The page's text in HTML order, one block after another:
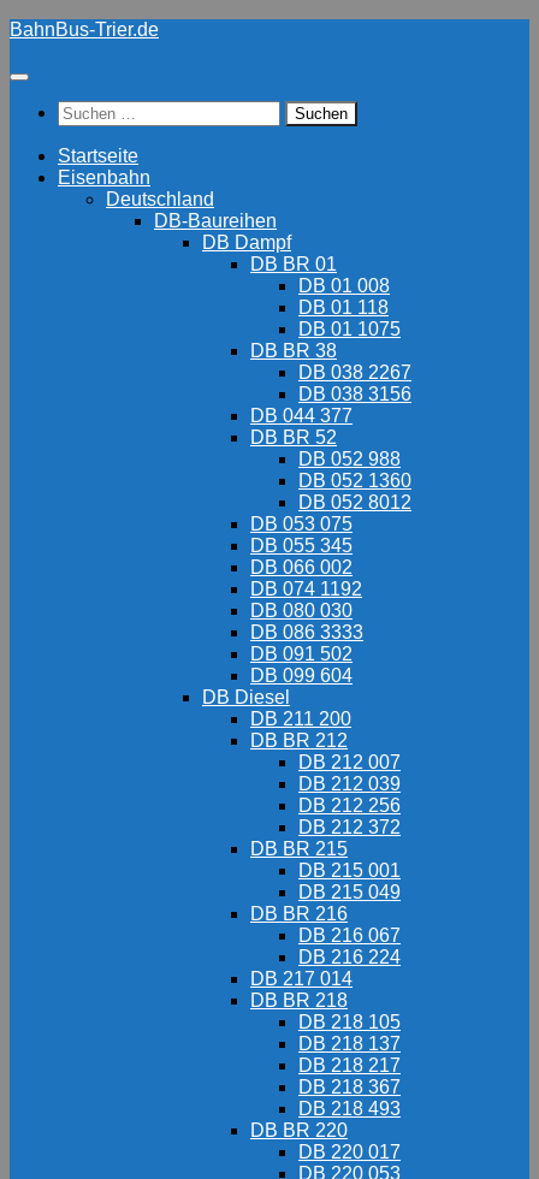
Zum
springen
BahnBus-Trier.de
Suchen
nach:
Startseite
Eisenbahn
Deutschland
DB-Baureihen
DB Dampf
DB BR 01
DB 01 008
DB 01 118
DB 01 1075
DB BR 38
DB 038 2267
DB 038 3156
DB 044 377
DB BR 52
DB 052 988
DB 052 1360
DB 052 8012
DB 053 075
DB 055 345
DB 066 002
DB 074 1192
DB 080 030
DB 086 3333
DB 091 502
DB 099 604
DB Diesel
DB 211 200
DB BR 212
DB 212 007
DB 212 039
DB 212 256
DB 212 372
DB BR 215
DB 215 001
DB 215 049
DB BR 216
DB 216 067
DB 216 224
DB 217 014
DB BR 218
DB 218 105
DB 218 137
DB 218 217
DB 218 367
DB 218 493
DB BR 220
DB 220 017
DB 220 053